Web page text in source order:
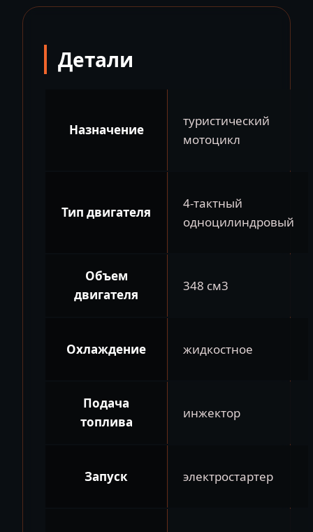
Детали
Назначение
туристический
мотоцикл
Тип двигателя
4-тактный
одноцилиндровый
Объем
двигателя
348 см3
Охлаждение жидкостное
Подача
топлива
инжектор
Запуск электростартер